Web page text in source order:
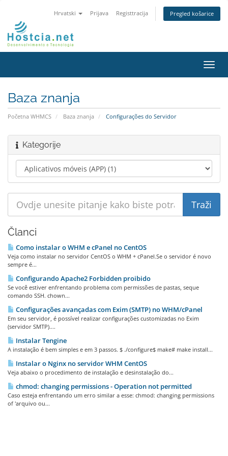
Hrvatski Prijava Registtracija Pregled košarice
Baza znanja
Početna WHMCS Baza znanja Configurações do Servidor
Kategorije
Članci
Como instalar o WHM e cPanel no CentOS
Veja como instalar no servidor CentOS o WHM + cPanel.Se o servidor é novo
sempre é...
Configurando Apache2 Forbidden proibido
Se você estiver enfrentando problema com permissões de pastas, seque
comando SSH. chown...
Configurações avançadas com Exim (SMTP) no WHM/cPanel
Em seu servidor, é possível realizar configurações customizadas no Exim
(servidor SMTP)....
Instalar Tengine
A instalação é bem simples e em 3 passos. $ ./configure$ make# make install...
Instalar o Nginx no servidor WHM CentOS
Veja abaixo o procedimento de instalação e desinstalação do...
chmod: changing permissions - Operation not permitted
Caso esteja enfrentando um erro similar a esse: chmod: changing permissions
of 'arquivo ou...